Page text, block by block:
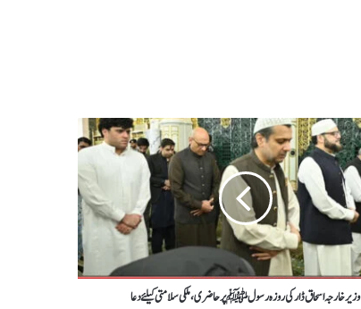
وزیرخارجہ اسحاق ڈار کی روزہ رسول ﷺ پر حاضری،ملکی سلامتی کیلئےدعا